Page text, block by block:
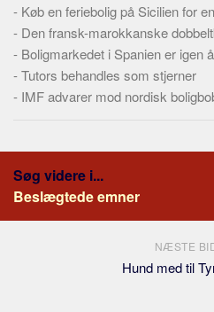
- Køb en feriebolig på Sicilien for
- Den fransk-marokkanske
- Boligmarkedet i Spanien er igen
-Tutors behandles som stjerner
- IMF advarer mod nordisk
Søg videre i...
Beslægtede emner
NÆSTE
Hund med til